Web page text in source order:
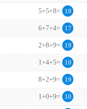
5+5+8= 18
6+7+4= 17
2+8+9= 19
1+4+5= 10
8+2+9= 19
1+0+9= 10